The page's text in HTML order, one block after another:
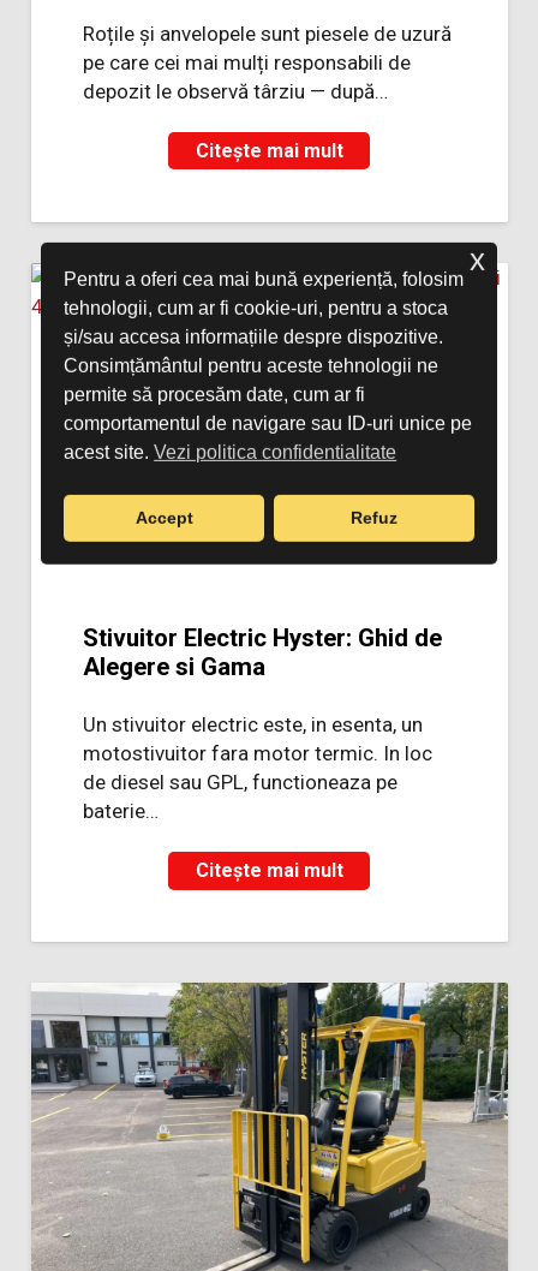
Pentru a oferi cea mai bună experiență, folosim
tehnologii, cum ar fi cookie-uri, pentru a stoca
și/sau accesa informațiile despre dispozitive.
Consimțământul pentru aceste tehnologii ne
permite să procesăm date, cum ar fi
comportamentul de navigare sau ID-uri unice pe
acest site.Vezi politica confidentialitate
Accept Refuz
x
Roțile și anvelopele sunt piesele de uzură
pe care cei mai mulți responsabili de
depozit le observă târziu — după…
Citește mai mult
Stivuitor Electric Hyster: Ghid de
Alegere si Gama
Un stivuitor electric este, in esenta, un
motostivuitor fara motor termic. In loc
de diesel sau GPL, functioneaza pe
baterie…
Citește mai mult